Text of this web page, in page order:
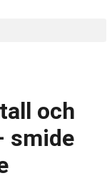
och
smide